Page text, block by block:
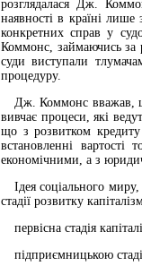
розглядалася Дж.
наявності в країні лише
конкретних справ у
Коммонс, займаючись за
суди виступали
процедуру.
Дж. Коммонс вважав,
вивчає процеси, які
що з розвитком кредиту
встановленні
економічними, а з
Ідея соціального
стадії розвитку
первісна стадія
підприємницькою